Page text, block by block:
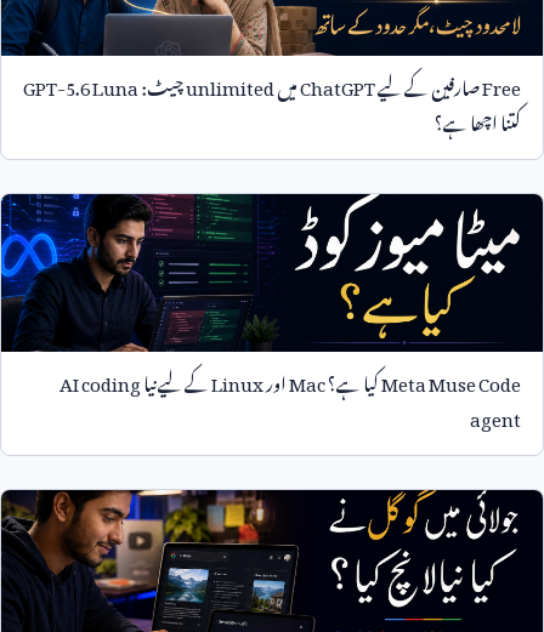
Freeصارفین کے لیےChatGPTمیںunlimitedچیٹ:GPT-5.6 Luna
کتنا اچھا ہے؟
Meta Muse Codeکیا ہے؟MacاورLinuxکے لیے نیاAI coding
agent